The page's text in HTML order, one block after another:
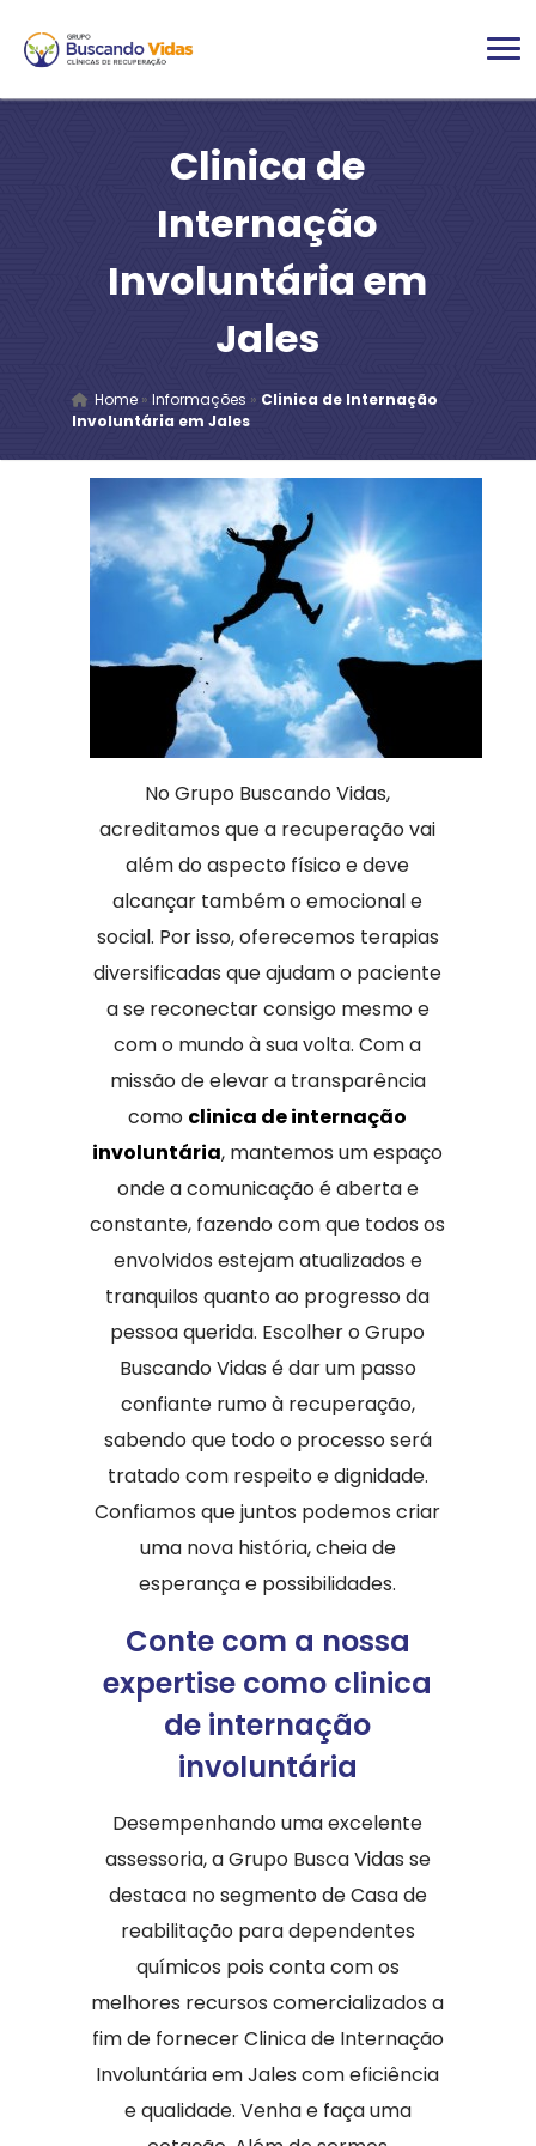
Clinica de
Internação
Involuntária em
Jales
Home» Informações » Clinica de Internação
Involuntária em Jales
No Grupo Buscando Vidas,
acreditamos que a recuperação vai
além do aspecto físico e deve
alcançar também o emocional e
social. Por isso, oferecemos terapias
diversificadas que ajudam o paciente
a se reconectar consigo mesmo e
com o mundo à sua volta. Com a
missão de elevar a transparência
como clinica de internação
involuntária, mantemos um espaço
onde a comunicação é aberta e
constante, fazendo com que todos os
envolvidos estejam atualizados e
tranquilos quanto ao progresso da
pessoa querida. Escolher o Grupo
Buscando Vidas é dar um passo
confiante rumo à recuperação,
sabendo que todo o processo será
tratado com respeito e dignidade.
Confiamos que juntos podemos criar
uma nova história, cheia de
esperança e possibilidades.
Conte com a nossa
expertise como clinica
de internação
involuntária
Desempenhando uma excelente
assessoria, a Grupo Busca Vidas se
destaca no segmento de Casa de
reabilitação para dependentes
químicos pois conta com os
melhores recursos comercializados a
fim de fornecer Clinica de Internação
Involuntária em Jales com eficiência
e qualidade. Venha e faça uma